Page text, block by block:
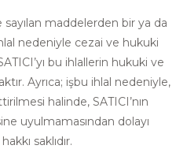
maddelerden bir ya da
nedeniyle cezai ve hukuki
bu ihlallerin hukuki ve
Ayrıca; işbu ihlal nedeniyle,
halinde, SATICI’nın
uyulmamasından dolayı
saklıdır.